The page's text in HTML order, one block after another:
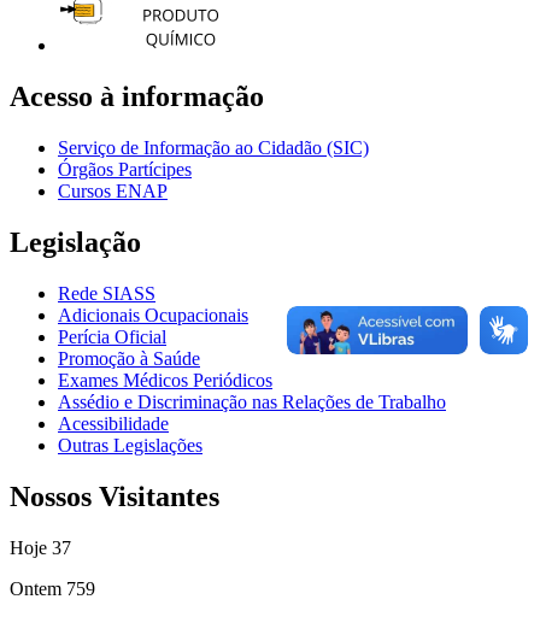
Acesso à informação
Serviço de Informação ao Cidadão (SIC)
Órgãos Partícipes
Cursos ENAP
Legislação
Rede SIASS
Adicionais Ocupacionais
Perícia Oficial
Promoção à Saúde
Exames Médicos Periódicos
Assédio e Discriminação nas Relações de Trabalho
Acessibilidade
Outras Legislações
Nossos Visitantes
Hoje 37
Ontem 759